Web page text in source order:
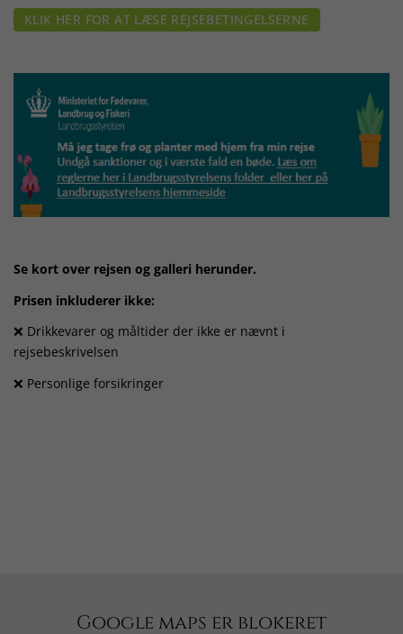
KLIK HER FOR AT LÆSE REJSEBETINGELSERNE
Se kort over rejsen og galleri herunder.
Prisen inkluderer ikke:
❌ Drikkevarer og måltider der ikke er nævnt i
rejsebeskrivelsen
❌ Personlige forsikringer
Google maps er blokeret